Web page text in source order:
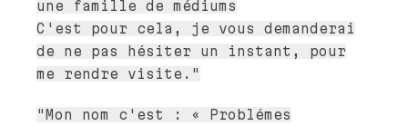
une famille de médiums
C'est pour cela, je vous demanderai
de ne pas hésiter un instant, pour
me rendre visite."
"Mon nom c'est : « Problémes